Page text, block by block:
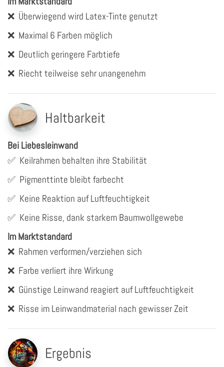
❌ Überwiegend wird Latex-Tinte genutzt
❌ Maximal 6 Farben möglich
❌ Deutlich geringere Farbtiefe
❌ Riecht teilweise sehr unangenehm
Haltbarkeit
Bei Liebesleinwand
✅ Keilrahmen behalten ihre Stabilität
✅ Pigmenttinte bleibt farbecht
✅ Keine Reaktion auf Luftfeuchtigkeit
✅ Keine Risse, dank starkem Baumwollgewebe
Im Marktstandard
❌ Rahmen verformen/verziehen sich
❌ Farbe verliert ihre Wirkung
❌ Günstige Leinwand reagiert auf Luftfeuchtigkeit
❌ Risse im Leinwandmaterial nach gewisser Zeit
Ergebnis